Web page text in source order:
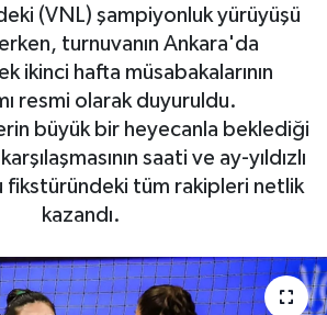
(VNL) şampiyonluk yürüyüşü
turnuvanın Ankara'da
ikinci hafta müsabakalarının
resmi olarak duyuruldu.
büyük bir heyecanla beklediği
saati ve ay-yıldızlı
fikstüründeki tüm rakipleri netlik
kazandı.